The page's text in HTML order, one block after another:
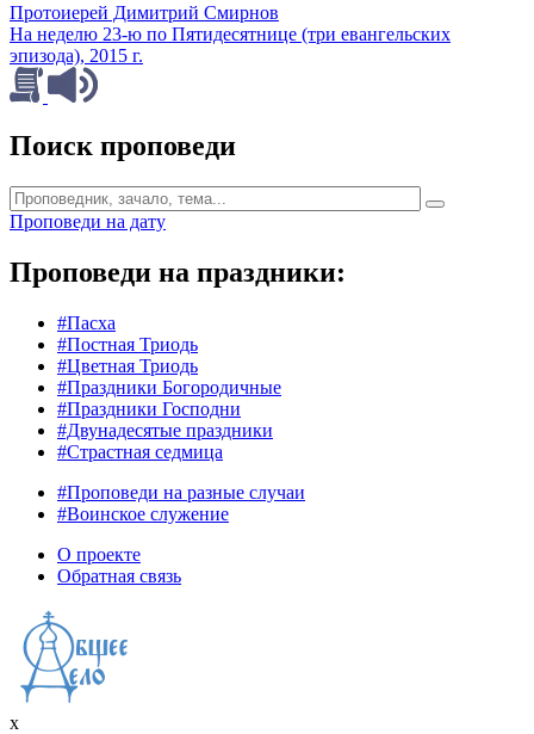
Протоиерей Димитрий Смирнов
На неделю 23-ю по Пятидесятнице (три евангельских
эпизода), 2015 г.
Поиск проповеди
Проповеди на дату
Проповеди на праздники:
#Пасха
#Постная Триодь
#Цветная Триодь
#Праздники Богородичные
#Праздники Господни
#Двунадесятые праздники
#Страстная седмица
#Проповеди на разные случаи
#Воинское служение
О проекте
Обратная связь
x